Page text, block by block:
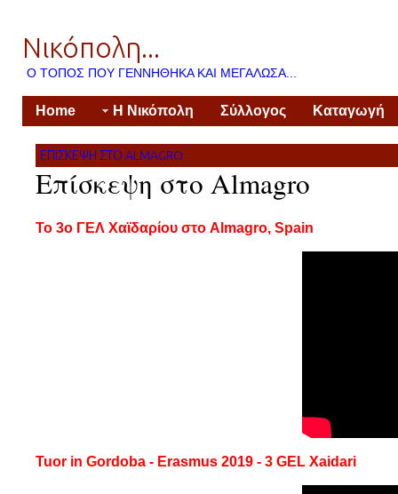
Νικόπολη...
Ο ΤΌΠΟΣ ΠΟΥ ΓΕΝΝΉΘΗΚΑ ΚΑΙ ΜΕΓΆΛΩΣΑ...
Home Η Νικόπολη Σύλλογος Καταγωγή
ΕΠΊΣΚΕΨΗ ΣΤΟ ALMAGRO
Επίσκεψη στο Almagro
Το 3ο ΓΕΛ Χαϊδαρίου στο Almagro, Spain
Tuor in Gordoba - Erasmus 2019 - 3 GEL Xaidari